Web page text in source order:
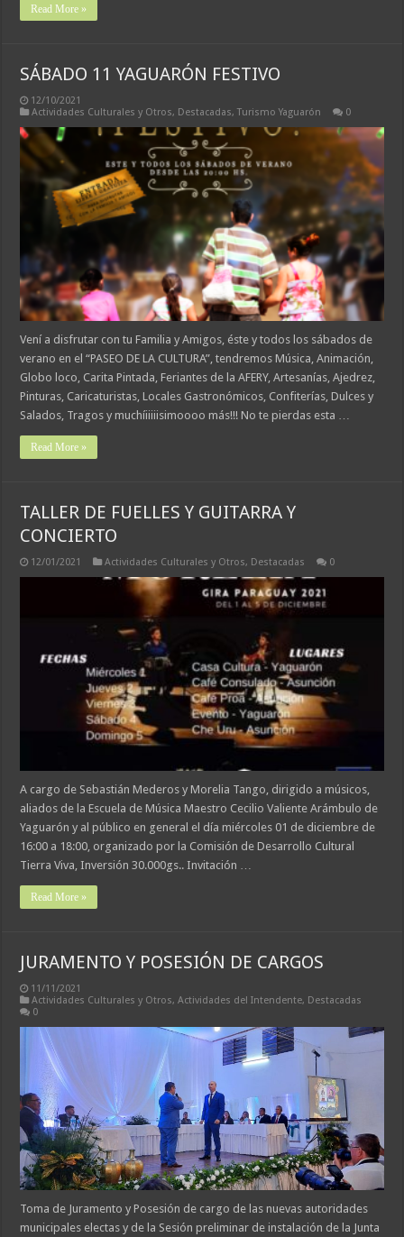
Read More »
SÁBADO 11 YAGUARÓN FESTIVO
12/10/2021
Actividades Culturales y Otros, Destacadas,Turismo Yaguarón 0
Vení a disfrutar con tu Familia y Amigos, éste y todos los sábados de
verano en el “PASEO DE LA CULTURA”, tendremos Música, Animación,
Globo loco, Carita Pintada, Feriantes de la AFERY, Artesanías, Ajedrez,
Pinturas, Caricaturistas, Locales Gastronómicos, Confiterías, Dulces y
Salados, Tragos y muchíiiiiisimoooo más!!! No te pierdas esta …
Read More »
TALLER DE FUELLES Y GUITARRA Y
CONCIERTO
12/01/2021 Actividades Culturales y Otros, Destacadas 0
A cargo de Sebastián Mederos y Morelia Tango, dirigido a músicos,
aliados de la Escuela de Música Maestro Cecilio Valiente Arámbulo de
Yaguarón y al público en general el día miércoles 01 de diciembre de
16:00 a 18:00, organizado por la Comisión de Desarrollo Cultural
Tierra Viva, Inversión 30.000gs.. Invitación …
Read More »
JURAMENTO Y POSESIÓN DE CARGOS
11/11/2021
Actividades Culturales y Otros,Actividades del Intendente, Destacadas
0
Toma de Juramento y Posesión de cargo de las nuevas autoridades
municipales electas y de la Sesión preliminar de instalación de la Junta